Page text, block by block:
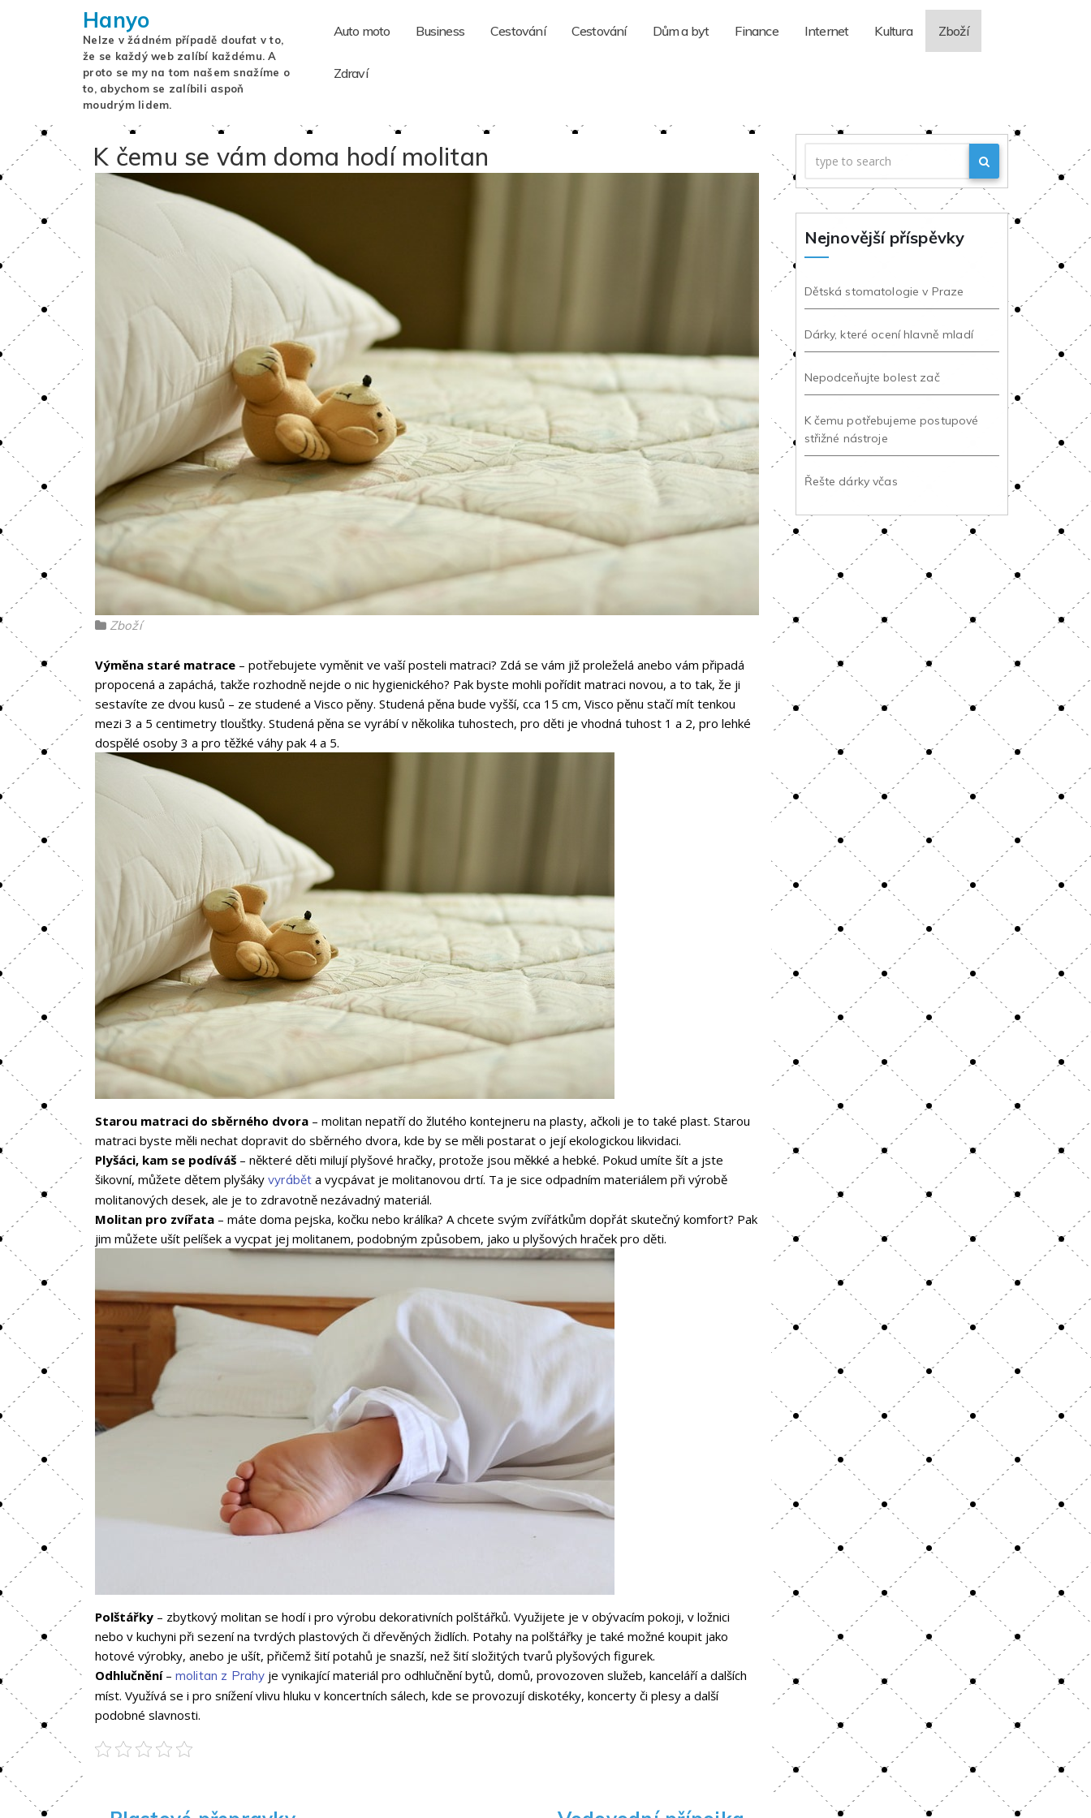
Hanyo
Nelze v žádném případě doufat v to,
že se každý web zalíbí každému. A
proto se my na tom našem snažíme o
to, abychom se zalíbili aspoň
moudrým lidem.
Auto moto Business Cestování Cestování Dům a byt Finance Internet Kultura Zboží
Zdraví
K čemu se vám doma hodí molitan
Zboží
Výměna staré matrace – potřebujete vyměnit ve vaší posteli matraci? Zdá se vám již proleželá anebo vám připadá
propocená a zapáchá, takže rozhodně nejde o nic hygienického? Pak byste mohli pořídit matraci novou, a to tak, že ji
sestavíte ze dvou kusů – ze studené a Visco pěny. Studená pěna bude vyšší, cca 15 cm, Visco pěnu stačí mít tenkou
mezi 3 a 5 centimetry tloušťky. Studená pěna se vyrábí v několika tuhostech, pro děti je vhodná tuhost 1 a 2, pro lehké
dospělé osoby 3 a pro těžké váhy pak 4 a 5.
Starou matraci do sběrného dvora – molitan nepatří do žlutého kontejneru na plasty, ačkoli je to také plast. Starou
matraci byste měli nechat dopravit do sběrného dvora, kde by se měli postarat o její ekologickou likvidaci.
Plyšáci, kam se podíváš – některé děti milují plyšové hračky, protože jsou měkké a hebké. Pokud umíte šít a jste
šikovní, můžete dětem plyšáky vyrábět a vycpávat je molitanovou drtí. Ta je sice odpadním materiálem při výrobě
molitanových desek, ale je to zdravotně nezávadný materiál.
Molitan pro zvířata – máte doma pejska, kočku nebo králíka? A chcete svým zvířátkům dopřát skutečný komfort? Pak
jim můžete ušít pelíšek a vycpat jej molitanem, podobným způsobem, jako u plyšových hraček pro děti.
Polštářky – zbytkový molitan se hodí i pro výrobu dekorativních polštářků. Využijete je v obývacím pokoji, v ložnici
nebo v kuchyni při sezení na tvrdých plastových či dřevěných židlích. Potahy na polštářky je také možné koupit jako
hotové výrobky, anebo je ušít, přičemž šití potahů je snazší, než šití složitých tvarů plyšových figurek.
Odhlučnění – molitan z Prahy je vynikající materiál pro odhlučnění bytů, domů, provozoven služeb, kanceláří a dalších
míst. Využívá se i pro snížení vlivu hluku v koncertních sálech, kde se provozují diskotéky, koncerty či plesy a další
podobné slavnosti.
Nejnovější příspěvky
Dětská stomatologie v Praze
Dárky, které ocení hlavně mladí
Nepodceňujte bolest zač
K čemu potřebujeme postupové
střižné nástroje
Řešte dárky včas